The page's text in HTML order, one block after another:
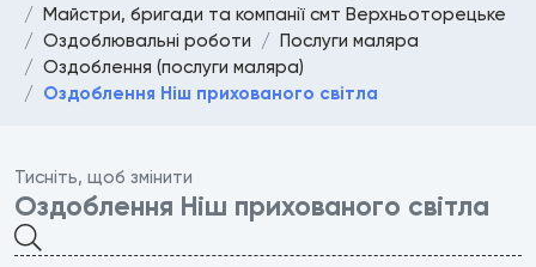
Майстри, бригади та компанії смт Верхньоторецьке
Оздоблювальні роботи
Послуги маляра
Оздоблення (послуги маляра)
Оздоблення Ніш прихованого світла
Тисніть, щоб змінити
Оздоблення Ніш прихованого світла